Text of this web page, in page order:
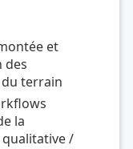
et
des
terrain
la
/